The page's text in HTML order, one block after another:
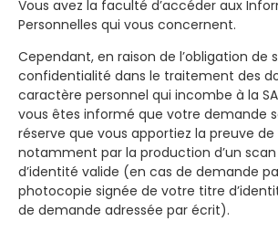
Vous avez la faculté d’accéder aux
Personnelles qui vous concernent.
Cependant, en raison de l’obligation de
confidentialité dans le traitement des
caractère personnel qui incombe à la
vous êtes informé que votre demande
réserve que vous apportiez la preuve
notamment par la production d’un
d’identité valide (en cas de demande
photocopie signée de votre titre
de demande adressée par écrit).